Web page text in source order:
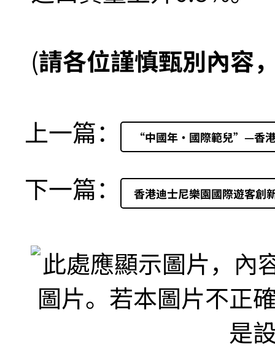
(請各位謹慎甄別內容
上一篇： “中國年·國際範兒”—香
下一篇： 香港迪士尼樂園國際遊客創